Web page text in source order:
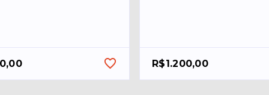
R$1.200,00